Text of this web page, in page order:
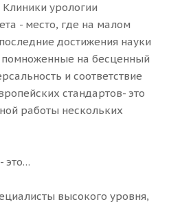
урологии
- место, где на малом
достижения науки
на бесценный
и соответствие
стандартов- это
работы нескольких
это…
высокого уровня,